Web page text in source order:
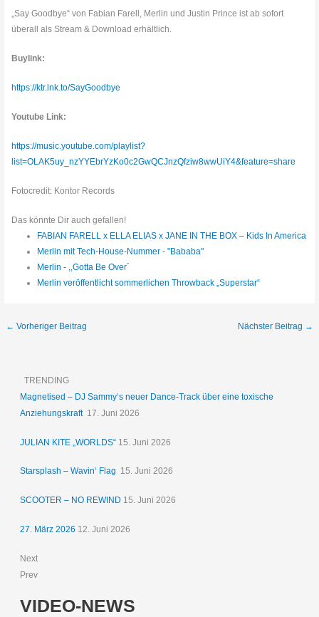
„Say Goodbye“ von Fabian Farell, Merlin und Justin Prince ist ab sofort
überall als Stream & Download erhältlich.
Buylink:
https://ktr.lnk.to/SayGoodbye
Youtube Link:
https://music.youtube.com/playlist?
list=OLAK5uy_nzYYEbrYzKo0c2GwQCJnzQfziw8wwUiY4&feature=share
Fotocredit: Kontor Records
Das könnte Dir auch gefallen!
FABIAN FARELL x ELLA ELIAS x JANE IN THE BOX – Kids In America
Merlin mit Tech-House-Nummer - "Bababa"
Merlin - ,,Gotta Be Over´
Merlin veröffentlicht sommerlichen Throwback „Superstar“
← Vorheriger Beitrag Nächster Beitrag →
TRENDING
Magnetised – DJ Sammy‘s neuer Dance-Track über eine toxische
Anziehungskraft 17. Juni 2026
JULIAN KITE „WORLDS“ 15. Juni 2026
Starsplash – Wavin‘ Flag 15. Juni 2026
SCOOTER – NO REWIND 15. Juni 2026
27. März 2026 12. Juni 2026
Next
Prev
VIDEO-NEWS